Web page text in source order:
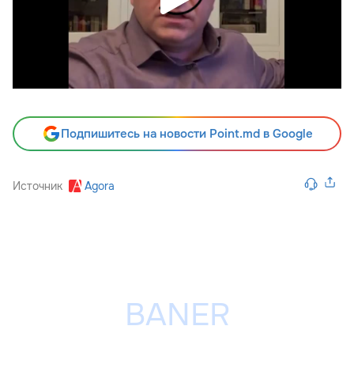
Подпишитесь на новости Point.md в Google
Источник Agora